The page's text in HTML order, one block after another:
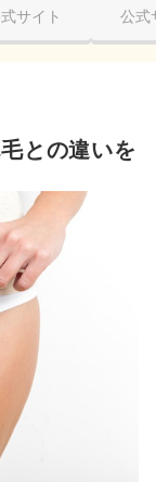
ゃない？
は本当？
ニックを確認！
サイト 公式
との違いを